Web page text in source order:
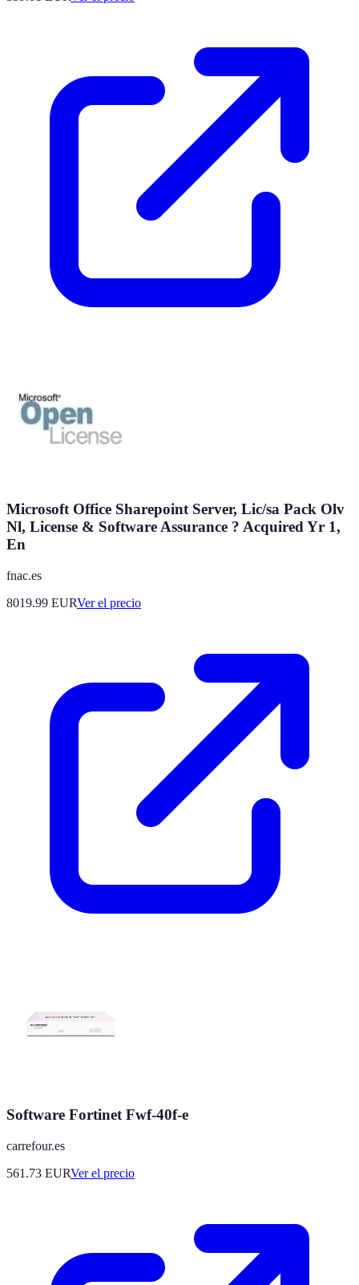
Microsoft Office Sharepoint Server, Lic/sa Pack Olv
Nl, License & Software Assurance ? Acquired Yr 1,
En
fnac.es
8019.99 EURVer el precio
Software Fortinet Fwf-40f-e
carrefour.es
561.73 EURVer el precio